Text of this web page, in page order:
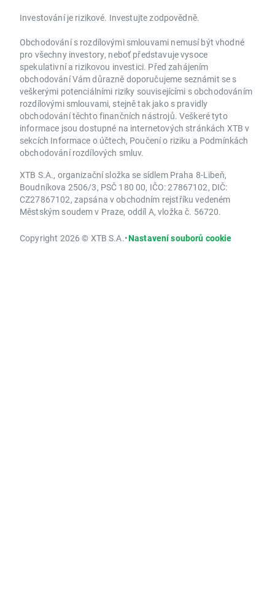
Investování je rizikové. Investujte zodpovědně.
Obchodování s rozdílovými smlouvami nemusí být vhodné
pro všechny investory, neboť představuje vysoce
spekulativní a rizikovou investici. Před zahájením
obchodování Vám důrazně doporučujeme seznámit se s
veškerými potenciálními riziky souvisejícími s obchodováním
rozdílovými smlouvami, stejně tak jako s pravidly
obchodování těchto finančních nástrojů. Veškeré tyto
informace jsou dostupné na internetových stránkách XTB v
sekcích Informace o účtech, Poučení o riziku a Podmínkách
obchodování rozdílových smluv.
XTB S.A., organizační složka se sídlem Praha 8-Libeň,
Boudníkova 2506/3, PSČ 180 00, IČO: 27867102, DIČ:
CZ27867102, zapsána v obchodním rejstříku vedeném
Městským soudem v Praze, oddíl A, vložka č. 56720.
Copyright 2026 © XTB S.A.•Nastavení souborů cookie